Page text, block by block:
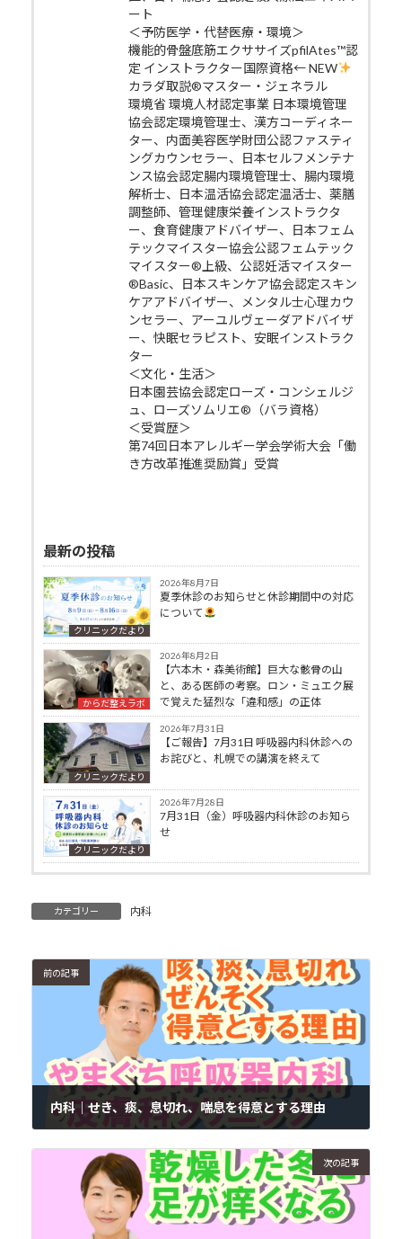
ート
＜予防医学・代替医療・環境＞
機能的骨盤底筋エクササイズpfilAtes™認
定 インストラクター国際資格← NEW
カラダ取説®マスター・ジェネラル
環境省 環境人材認定事業 日本環境管理
協会認定環境管理士、漢方コーディネー
ター、内面美容医学財団公認ファスティ
ングカウンセラー、日本セルフメンテナ
ンス協会認定腸内環境管理士、腸内環境
解析士、日本温活協会認定温活士、薬膳
調整師、管理健康栄養インストラクタ
ー、食育健康アドバイザー、日本フェム
テックマイスター協会公認フェムテック
マイスター®上級、公認妊活マイスター
®Basic、日本スキンケア協会認定スキン
ケアアドバイザー、メンタル士心理カウ
ンセラー、アーユルヴェーダアドバイザ
ー、快眠セラピスト、安眠インストラク
ター
＜文化・生活＞
日本園芸協会認定ローズ・コンシェルジ
ュ、ローズソムリエ®（バラ資格）
＜受賞歴＞
第74回日本アレルギー学会学術大会「働
き方改革推進奨励賞」受賞
最新の投稿
クリニックだより
2026年8月7日
夏季休診のお知らせと休診期間中の対応
について
からだ整えラボ
2026年8月2日
【六本木・森美術館】巨大な骸骨の山
と、ある医師の考察。ロン・ミュエク展
で覚えた猛烈な「違和感」の正体
クリニックだより
2026年7月31日
【ご報告】7月31日 呼吸器内科休診への
お詫びと、札幌での講演を終えて
クリニックだより
2026年7月28日
7月31日（金）呼吸器内科休診のお知ら
せ
カテゴリー 内科
前の記事
内科｜せき、痰、息切れ、喘息を得意とする理由
次の記事